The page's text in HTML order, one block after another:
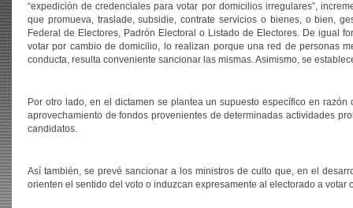
“expedición de credenciales para votar por domicilios irregulares”,
que promueva, traslade, subsidie, contrate servicios o bienes, o bien,
Federal de Electores, Padrón Electoral o Listado de Electores. De igual
votar por cambio de domicilio, lo realizan porque una red de personas
conducta, resulta conveniente sancionar las mismas. Asimismo, se
Por otro lado, en el dictamen se plantea un supuesto específico en
aprovechamiento de fondos provenientes de determinadas actividades
candidatos.
Así también, se prevé sancionar a los ministros de culto que, en el
orienten el sentido del voto o induzcan expresamente al electorado a